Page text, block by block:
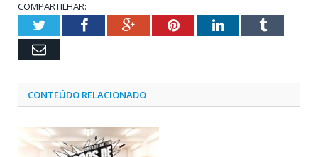
COMPARTILHAR:
TwitterFacebookGoogle+PinterestLinkedInTumblr
Email
CONTEÚDO RELACIONADO